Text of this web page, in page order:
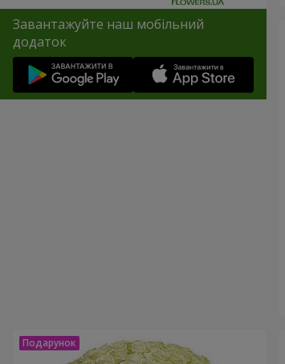
Завантажуйте наш мобільний
додаток